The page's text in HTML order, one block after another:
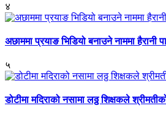
४
अछाममा प्रयाङ भिडियो बनाउने नाममा हैरानी
५
डोटीमा मदिराको नसामा लठ्ठ शिक्षकले